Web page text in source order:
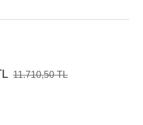
11.710,50 TL